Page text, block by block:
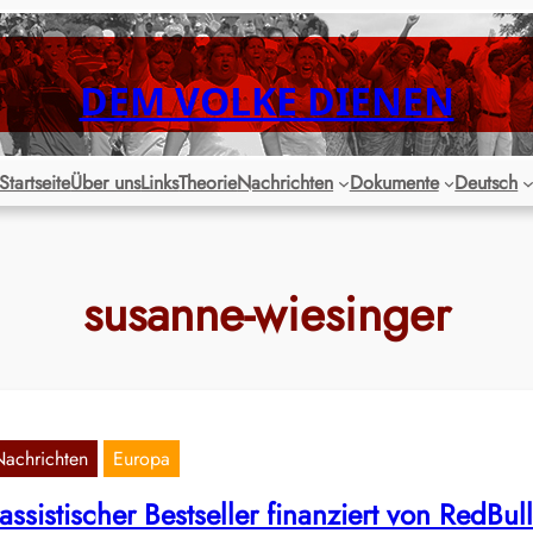
DEM VOLKE DIENEN
StartseiteÜber unsLinksTheorieNachrichten Dokumente Deutsch
susanne-wiesinger
Europa
Bestseller finanziert von